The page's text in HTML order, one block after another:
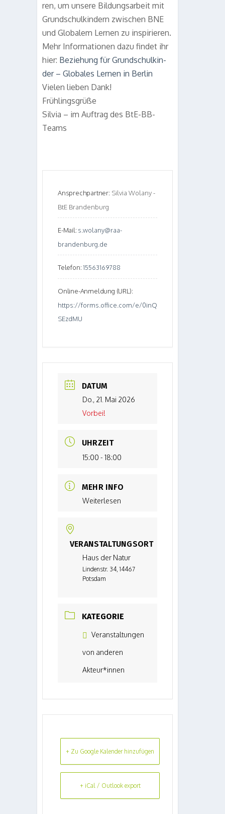
ren, um unsere Bil­dungs­ar­beit mit
Grund­schul­kin­dern zwi­schen BNE
und Glo­ba­lem Ler­nen zu inspirieren.
Mehr Infor­ma­tio­nen dazu fin­det ihr
hier: Bezie­hung für Grund­schul­kin­
der – Glo­ba­les Ler­nen in Berlin
Vie­len lie­ben Dank!
Früh­lings­grüße
Sil­via – im Auf­trag des BtE-BB-
Teams
Ansprechpartner: Silvia Wolany -
BtE Brandenburg
E-Mail: s.wolany@raa-
brandenburg.de
Telefon:15563169788
Online-Anmeldung (URL):
https://forms.office.com/e/0inQ
SEzdMU
DATUM
Do., 21. Mai 2026
Vorbei!
UHRZEIT
15:00 - 18:00
MEHR INFO
Weiterlesen
VERANSTALTUNGSORT
Haus der Natur
Lindenstr. 34, 14467
Potsdam
KATEGORIE
Veranstaltungen
von anderen
Akteur*innen
+ Zu Google Kalender hinzufügen
+ iCal / Outlook export